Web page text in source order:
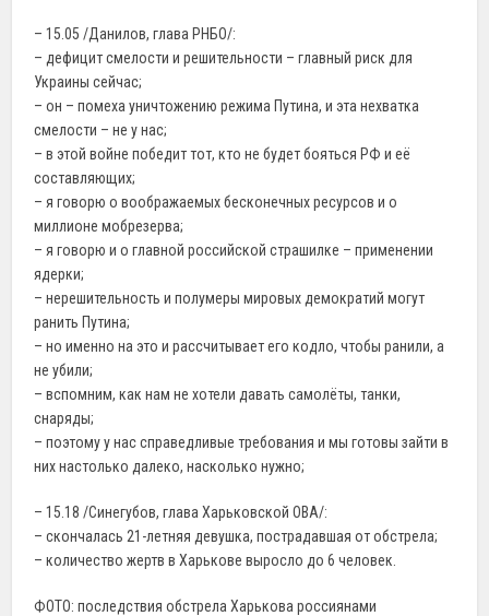
– 15.05 /Данилов, глава РНБО/:
– дефицит смелости и решительности – главный риск для
Украины сейчас;
– он – помеха уничтожению режима Путина, и эта нехватка
смелости – не у нас;
– в этой войне победит тот, кто не будет бояться РФ и её
составляющих;
– я говорю о воображаемых бесконечных ресурсов и о
миллионе мобрезерва;
– я говорю и о главной российской страшилке – применении
ядерки;
– нерешительность и полумеры мировых демократий могут
ранить Путина;
– но именно на это и рассчитывает его кодло, чтобы ранили, а
не убили;
– вспомним, как нам не хотели давать самолёты, танки,
снаряды;
– поэтому у нас справедливые требования и мы готовы зайти в
них настолько далеко, насколько нужно;
– 15.18 /Синегубов, глава Харьковской ОВА/:
– скончалась 21-летняя девушка, пострадавшая от обстрела;
– количество жертв в Харькове выросло до 6 человек.
ФОТО: последствия обстрела Харькова россиянами